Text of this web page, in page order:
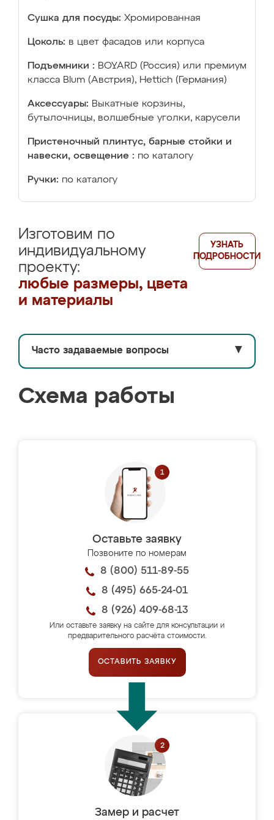
Сушка для посуды: Хромированная
Цоколь: в цвет фасадов или корпуса
Подъемники : BOYARD (Россия) или премиум
класса Blum (Австрия), Hettich (Германия)
Аксессуары: Выкатные корзины,
бутылочницы, волшебные уголки, карусели
Пристеночный плинтус, барные стойки и
навески, освещение : по каталогу
Ручки: по каталогу
Изготовим по
индивидуальному
проекту:
любые размеры, цвета
и материалы
УЗНАТЬ
ПОДРОБНОСТИ
Часто задаваемые вопросы ▼
Схема работы
Оставьте заявку
Позвоните по номерам
8 (800) 511-89-55
8 (495) 665-24-01
8 (926) 409-68-13
Или оставьте заявку на сайте для консультации и
предварительного расчёта стоимости.
ОСТАВИТЬ ЗАЯВКУ
Замер и расчет